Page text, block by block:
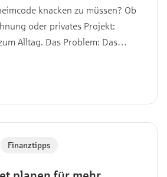
knacken zu müssen? Ob
oder privates Projekt:
Alltag. Das Problem: Das
oder
In diesem Artikel
diese Begriffe, erklären gängige
und zeigen dir, wo echte
Finanztipps